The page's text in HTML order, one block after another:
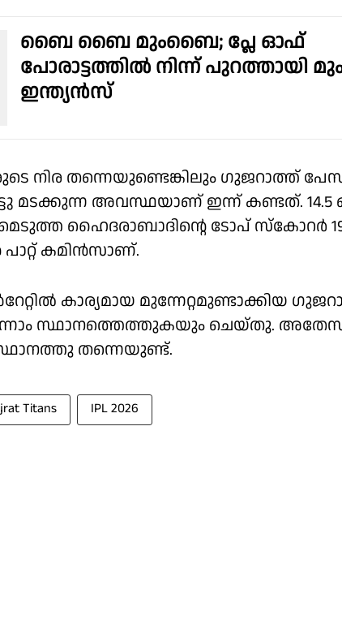
ബൈ ബൈ മുംബൈ; പ്ലേ ഓഫ്‌
പോരാട്ടത്തിൽ നിന്ന് പുറത്തായി
ഇന്ത്യൻസ്
നിര തന്നെയുണ്ടെങ്കിലും ഗുജറാത്ത്
മടക്കുന്ന അവസ്ഥയാണ് ഇന്ന് കണ്ടത്.
ഹൈദരാബാദിൻ്റെ ടോപ് സ്കോറർ
കമിൻസാണ്.
കാര്യമായ മുന്നേറ്റമുണ്ടാക്കിയ
സ്ഥാനത്തെത്തുകയും ചെയ്തു.
തന്നെയുണ്ട്.
Titans IPL 2026